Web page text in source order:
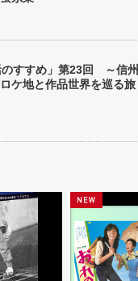
のすすめ」第23回 ～信州
ケ地と作品世界を巡る旅